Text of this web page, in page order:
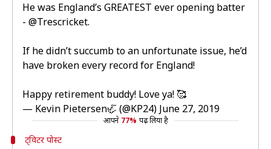
He was England’s GREATEST ever opening batter
- @Trescricket.
If he didn’t succumb to an unfortunate issue, he’d
have broken every record for England!
Happy retirement buddy! Love ya! 🥰
— Kevin Pietersen🦏 (@KP24) June 27, 2019
आपने 77% पढ़ लिया है
ट्विटर पोस्ट